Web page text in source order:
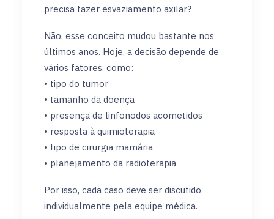
precisa fazer esvaziamento axilar?
Não, esse conceito mudou bastante nos
últimos anos. Hoje, a decisão depende de
vários fatores, como:
• tipo do tumor
• tamanho da doença
• presença de linfonodos acometidos
• resposta à quimioterapia
• tipo de cirurgia mamária
• planejamento da radioterapia
Por isso, cada caso deve ser discutido
individualmente pela equipe médica.